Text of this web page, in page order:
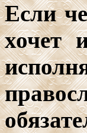
Если
хочет